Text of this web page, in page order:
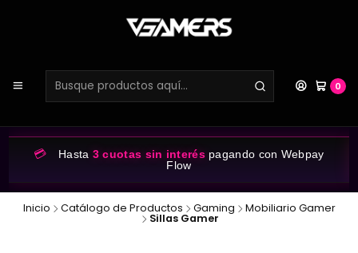
0
💳 Hasta 3 cuotas sin interéspagando con Webpay
Flow
Inicio Catálogo de Productos Gaming Mobiliario Gamer
Sillas Gamer